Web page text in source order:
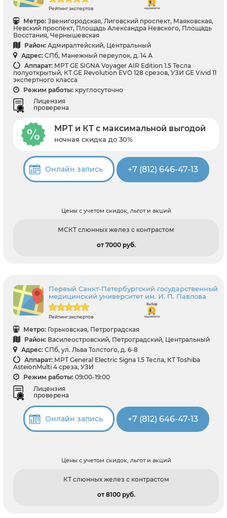
Рейтинг экспертов
Метро: Звенигородская, Лиговский проспект, Маяковская,
Невский проспект, Площадь Александра Невского, Площадь
Восстания, Чернышевская
Район: Адмиралтейский, Центральный
Адрес: СПб, Манежный переулок, д. 14 А
Аппарат: МРТ GE SIGNA Voyager AIR Edition 1.5 Тесла
полуоткрытый, КТ GE Revolution EVO 128 срезов, УЗИ GE Vivid 11
экспертного класса
Режим работы: круглосуточно
Лицензия
проверена
МРТ и КТ с максимальной выгодой
ночная скидка до 30%
Онлайн запись +7 (812) 646-47-13
Цены с учетом скидок, льгот и акций
МСКТ слюнных желез с контрастом
от 7000 pуб.
Первый Санкт-Петербургский государственный
медицинский университет им. И. П. Павлова
Рейтинг экспертов
Метро: Горьковская, Петроградская
Район: Василеостровский, Петроградский, Центральный
Адрес: СПб, ул. Льва Толстого, д. 6-8
Аппарат: МРТ General Electric Signa 1.5 Тесла, КТ Toshiba
AsteionMulti 4 среза, УЗИ
Режим работы: 09:00-19:00
Лицензия
проверена
Онлайн запись +7 (812) 646-47-13
Цены с учетом скидок, льгот и акций
КТ слюнных желез с контрастом
от 8100 pуб.